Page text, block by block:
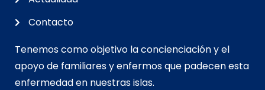
Contacto
Tenemos como objetivo la concienciación y el
apoyo de familiares y enfermos que padecen esta
enfermedad en nuestras islas.